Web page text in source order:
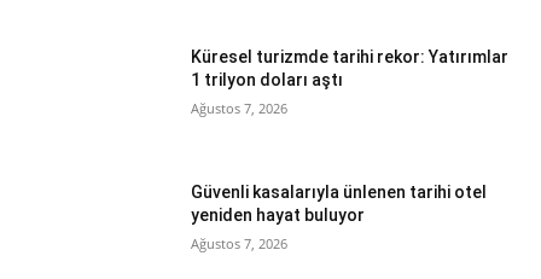
Küresel turizmde tarihi rekor: Yatırımlar
1 trilyon doları aştı
Ağustos 7, 2026
Güvenli kasalarıyla ünlenen tarihi otel
yeniden hayat buluyor
Ağustos 7, 2026